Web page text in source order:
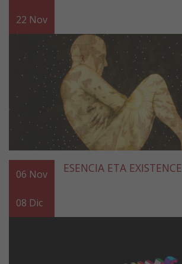
22 Nov
06 Nov
08 Dic
ESENCIA ETA EXISTENCE